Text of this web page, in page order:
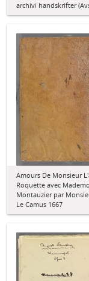
archivi handskrifter
Amours De Monsieur
Roquette avec
Montauzier par
Le Camus 1667